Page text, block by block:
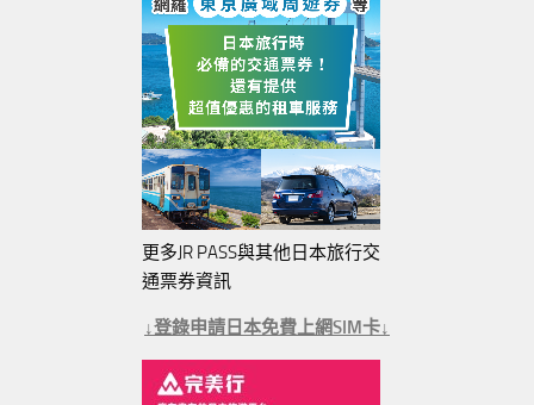
更多JR PASS與其他日本旅行交
通票券資訊
↓登錄申請日本免費上網SIM卡↓